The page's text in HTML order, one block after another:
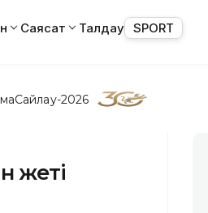
Саясат Талдау SPORT
Сайлау-2026
жеті